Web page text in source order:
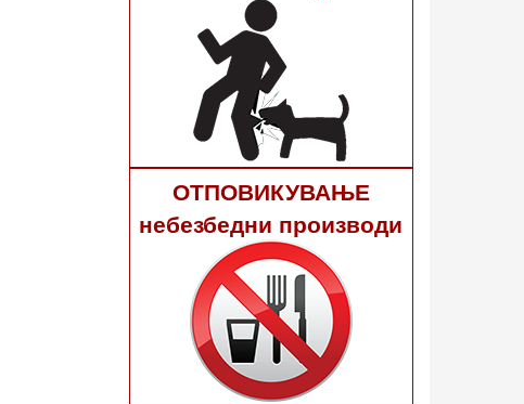
ОТПОВИКУВАЊЕ
небезбедни производи